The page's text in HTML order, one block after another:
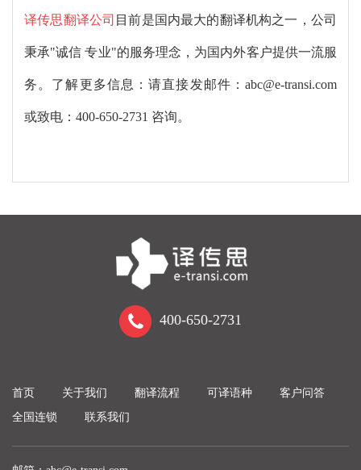
译传思翻译公司 目前是国内最大的翻译机构之一，公司
秉承"诚信 专业"的服务理念，为国内外客户提供一流服
务。了解更多信息：请直接发邮件： abc@e-transi.com
或致电： 400-650-2731 咨询。
400-650-2731
首页 关于我们 翻译流程 可译语种
客户问答
全国连锁
联系我们